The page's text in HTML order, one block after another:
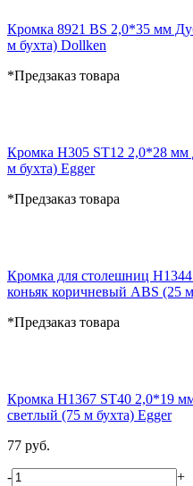
Кромка 8921 BS 2,0*35 мм
м бухта) Dollken
*Предзаказ товара
Кромка H305 ST12 2,0*28 мм
м бухта) Egger
*Предзаказ товара
Кромка для столешниц
коньяк коричневый ABS (25
*Предзаказ товара
Кромка H1367 ST40 2,0*19
светлый (75 м бухта) Egger
77 руб.
-
+